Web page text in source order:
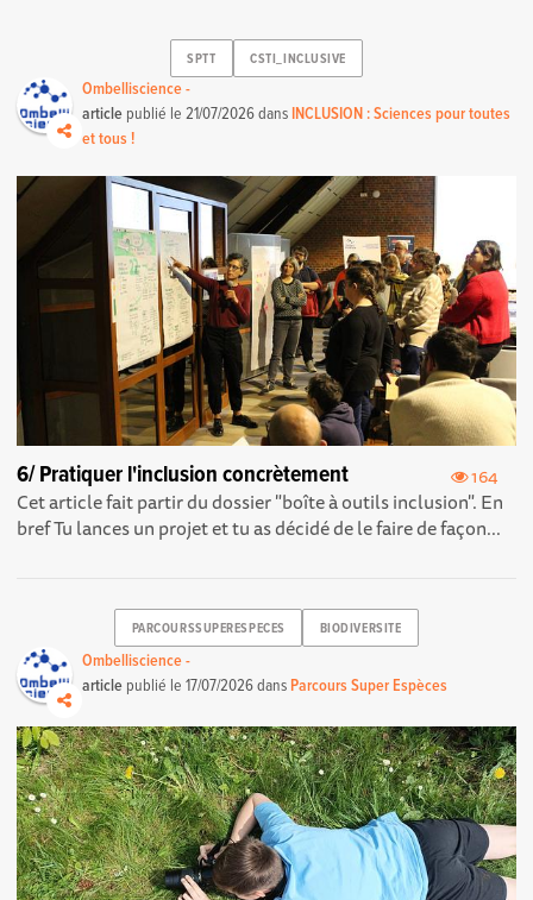
SPTT CSTI_INCLUSIVE
Ombelliscience -
article publié le21/07/2026dans INCLUSION : Sciences pour toutes
et tous !
164
6/ Pratiquer l'inclusion concrètement
Cet article fait partir du dossier "boîte à outils inclusion". En
bref Tu lances un projet et tu as décidé de le faire de façon...
PARCOURSSUPERESPECES BIODIVERSITE
Ombelliscience -
article publié le17/07/2026dans Parcours Super Espèces